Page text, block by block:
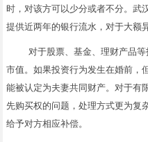
时，对该方可以少分或者不分。武
提供近两年的银行流水，对于大额
对于股票、基金、理财产品
市值。如果投资行为发生在婚前，
能被认定为夫妻共同财产。对于有
先购买权的问题，处理方式更为复
给予对方相应补偿。